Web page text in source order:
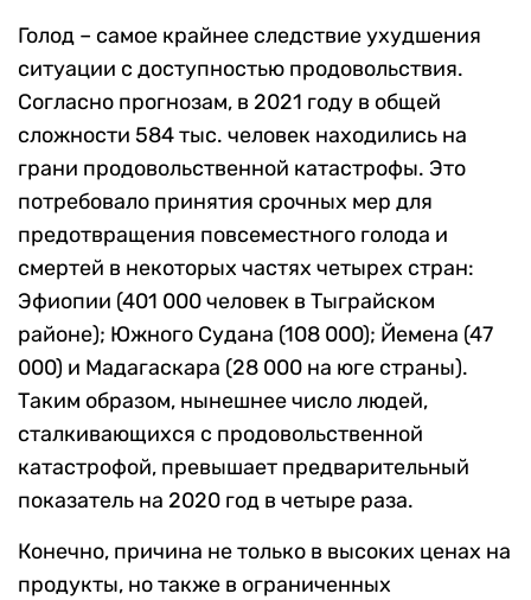
Голод – самое крайнее следствие ухудшения
ситуации с доступностью продовольствия.
Согласно прогнозам, в 2021 году в общей
сложности 584 тыс. человек находились на
грани продовольственной катастрофы. Это
потребовало принятия срочных мер для
предотвращения повсеместного голода и
смертей в некоторых частях четырех стран:
Эфиопии (401 000 человек в Тыграйском
районе); Южного Судана (108 000); Йемена (47
000) и Мадагаскара (28 000 на юге страны).
Таким образом, нынешнее число людей,
сталкивающихся с продовольственной
катастрофой, превышает предварительный
показатель на 2020 год в четыре раза.
Конечно, причина не только в высоких ценах на
продукты, но также в ограниченных